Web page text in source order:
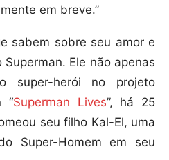
em breve.”
sabem sobre seu amor e
Ele não apenas
super-herói no projeto
“Superman Lives”, há 25
seu filho Kal-El, uma
Super-Homem em seu